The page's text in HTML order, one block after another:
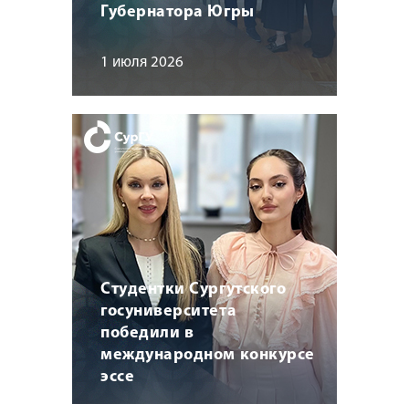
Губернатора Югры
1 июля 2026
Студентки Сургутского
госуниверситета
победили в
международном конкурсе
эссе